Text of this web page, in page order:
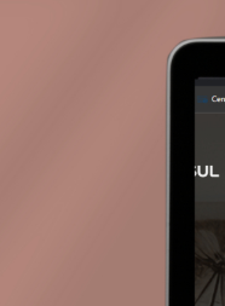
02
em contato pelo link